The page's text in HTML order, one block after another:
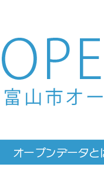
Skip to main content